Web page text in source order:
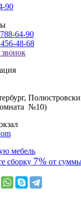
90
64-90
48-68
звонок
№10)
мебель
сборку 7% от суммы